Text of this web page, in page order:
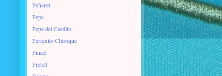
Peñarol
Pepa
Pepe del Castillo
Periquito Chiroque
Pincel
Pretell